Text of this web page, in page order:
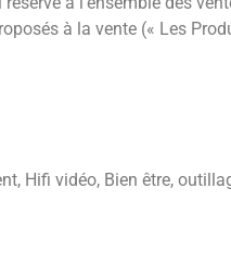
à la vente (« Les
Hifi vidéo, Bien être,